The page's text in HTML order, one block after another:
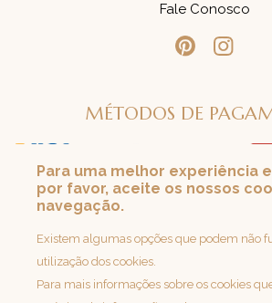
Fale Conosco
MÉTODOS DE
SEGURANÇA
Para uma melhor experiência
por favor, aceite os nossos
navegação.
Existem algumas opções que podem não
utilização dos cookies.
Para mais informações sobre os cookies